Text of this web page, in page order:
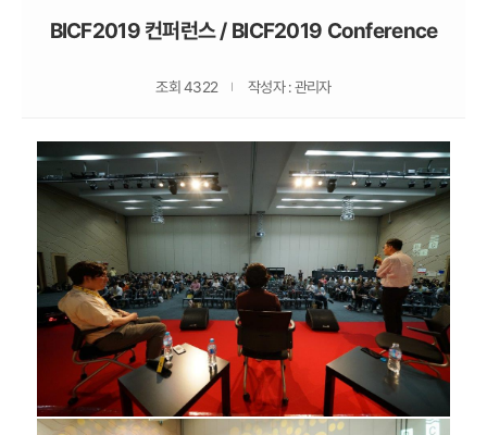
BICF2019 컨퍼런스 / BICF2019 Conference
조회 4322 작성자 : 관리자